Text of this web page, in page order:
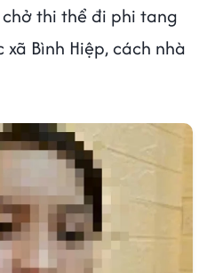
thi thể đi phi tang
Bình Hiệp, cách nhà